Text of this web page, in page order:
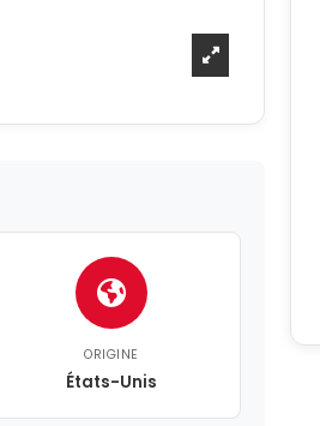
ORIGINE
États-Unis